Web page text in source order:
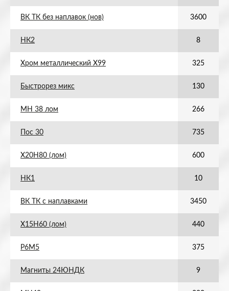
ВК ТК без наплавок (нов) 3600
НК2 8
Хром металлический Х99 325
Быстрорез микс 130
МН 38 лом 266
Пос 30 735
Х20Н80 (лом) 600
НК1 10
ВК ТК с наплавками 3450
Х15Н60 (лом) 440
Р6М5 375
Магниты 24ЮНДК 9